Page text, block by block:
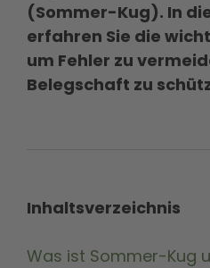
(Sommer-Kug). In
erfahren Sie die
um Fehler zu
Belegschaft zu
Inhaltsverzeichnis
Was ist Sommer-Kug